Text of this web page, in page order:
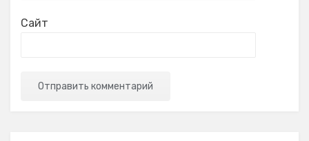
Сайт